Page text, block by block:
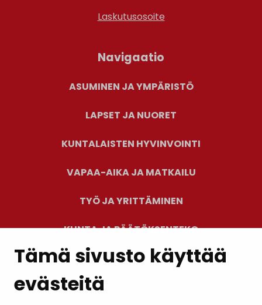
Tämä sivusto käyttää
evästeitä
Laskutusosoite
Navigaatio
ASUMINEN JA YMPÄRISTÖ
LAPSET JA NUORET
KUNTALAISTEN HYVINVOINTI
VAPAA-AIKA JA MATKAILU
TYÖ JA YRITTÄMINEN
KUNTA JA PÄÄTÖKSENTEKO